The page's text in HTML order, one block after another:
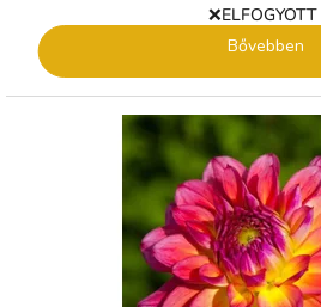
❌ELFOGYOTT
Bővebben